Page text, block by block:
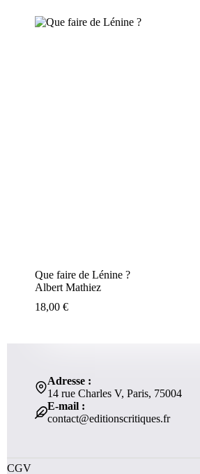
Que faire de Lénine ?
Albert Mathiez
18,00 €
Adresse :
14 rue Charles V, Paris, 75004
E-mail :
contact@editionscritiques.fr
CGV